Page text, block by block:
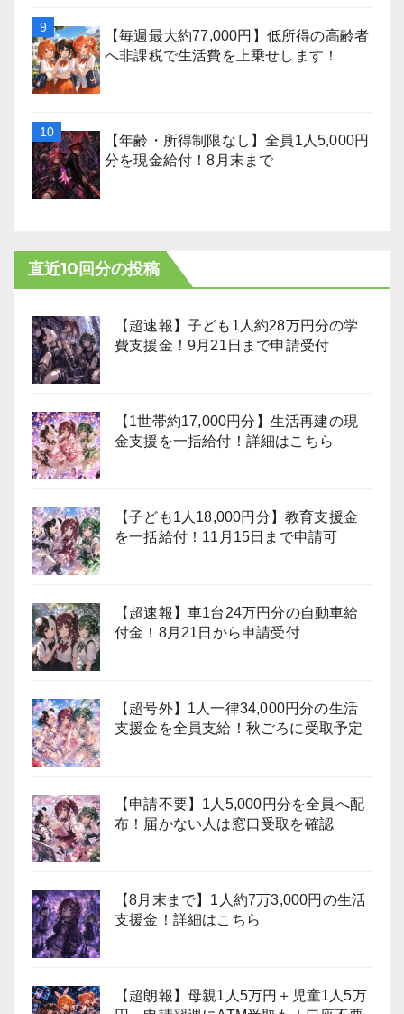
【毎週最大約77,000円】低所得の高齢者
へ非課税で生活費を上乗せします！
【年齢・所得制限なし】全員1人5,000円
分を現金給付！8月末まで
直近10回分の投稿
【超速報】子ども1人約28万円分の学
費支援金！9月21日まで申請受付
【1世帯約17,000円分】生活再建の現
金支援を一括給付！詳細はこちら
【子ども1人18,000円分】教育支援金
を一括給付！11月15日まで申請可
【超速報】車1台24万円分の自動車給
付金！8月21日から申請受付
【超号外】1人一律34,000円分の生活
支援金を全員支給！秋ごろに受取予定
【申請不要】1人5,000円分を全員へ配
布！届かない人は窓口受取を確認
【8月末まで】1人約7万3,000円の生活
支援金！詳細はこちら
【超朗報】母親1人5万円＋児童1人5万